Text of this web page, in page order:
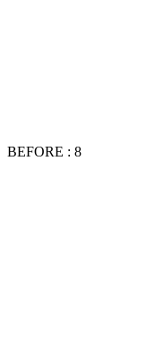
BEFORE : 8